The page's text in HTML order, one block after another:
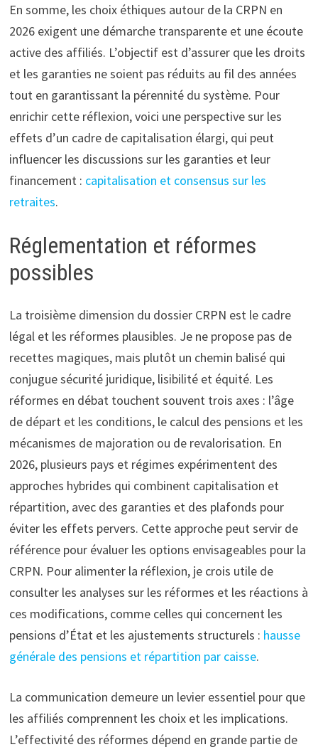
En somme, les choix éthiques autour de la CRPN en
2026 exigent une démarche transparente et une écoute
active des affiliés. L’objectif est d’assurer que les droits
et les garanties ne soient pas réduits au fil des années
tout en garantissant la pérennité du système. Pour
enrichir cette réflexion, voici une perspective sur les
effets d’un cadre de capitalisation élargi, qui peut
influencer les discussions sur les garanties et leur
financement : capitalisation et consensus sur les
retraites.
Réglementation et réformes
possibles
La troisième dimension du dossier CRPN est le cadre
légal et les réformes plausibles. Je ne propose pas de
recettes magiques, mais plutôt un chemin balisé qui
conjugue sécurité juridique, lisibilité et équité. Les
réformes en débat touchent souvent trois axes : l’âge
de départ et les conditions, le calcul des pensions et les
mécanismes de majoration ou de revalorisation. En
2026, plusieurs pays et régimes expérimentent des
approches hybrides qui combinent capitalisation et
répartition, avec des garanties et des plafonds pour
éviter les effets pervers. Cette approche peut servir de
référence pour évaluer les options envisageables pour la
CRPN. Pour alimenter la réflexion, je crois utile de
consulter les analyses sur les réformes et les réactions à
ces modifications, comme celles qui concernent les
pensions d’État et les ajustements structurels : hausse
générale des pensions et répartition par caisse.
La communication demeure un levier essentiel pour que
les affiliés comprennent les choix et les implications.
L’effectivité des réformes dépend en grande partie de